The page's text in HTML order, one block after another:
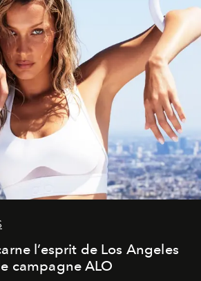
l’esprit de Los Angeles
campagne ALO